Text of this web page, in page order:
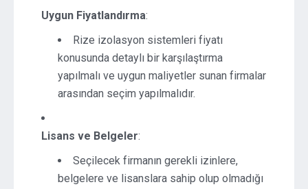
Uygun Fiyatlandırma:
Rize izolasyon sistemleri fiyatı
konusunda detaylı bir karşılaştırma
yapılmalı ve uygun maliyetler sunan firmalar
arasından seçim yapılmalıdır.
Lisans ve Belgeler:
Seçilecek firmanın gerekli izinlere,
belgelere ve lisanslara sahip olup olmadığı